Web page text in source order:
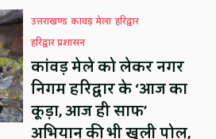
उत्तराखण्ड कावड़ मेला हरिद्वार
हरिद्वार प्रशासन
कांवड़ मेले को लेकर नगर
निगम हरिद्वार के ‘आज का
कूड़ा, आज ही साफ’